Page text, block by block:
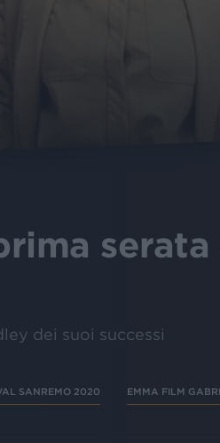
dei suoi successi
SANREMO 2020 EMMA FILM